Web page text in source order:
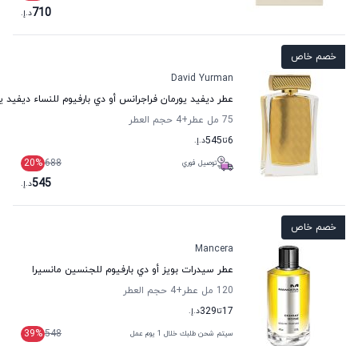
710د.إ.
خصم خاص
David Yurman
عطر ديفيد يورمان فراجرانس أو دي بارفيوم للنساء ديفيد
75 مل عطر
+4
حجم العطر
6تا545د.إ.
توصيل فوري 688
20%
545د.إ.
خصم خاص
Mancera
عطر سيدرات بويز أو دي بارفيوم للجنسين مانسيرا
120 مل عطر
+4
حجم العطر
17تا329د.إ.
سيتم شحن طلبك خلال 1 يوم عمل 548
39%